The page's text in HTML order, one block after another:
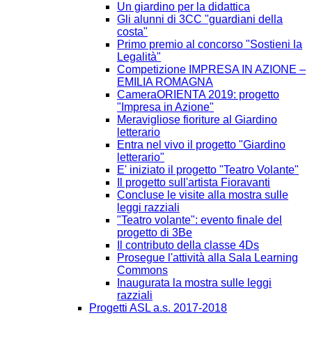
Un giardino per la didattica
Gli alunni di 3CC "guardiani della
costa"
Primo premio al concorso "Sostieni la
Legalità"
Competizione IMPRESA IN AZIONE –
EMILIA ROMAGNA
CameraORIENTA 2019: progetto
"Impresa in Azione"
Meravigliose fioriture al Giardino
letterario
Entra nel vivo il progetto "Giardino
letterario"
E' iniziato il progetto "Teatro Volante"
Il progetto sull'artista Fioravanti
Concluse le visite alla mostra sulle
leggi razziali
"Teatro volante": evento finale del
progetto di 3Be
Il contributo della classe 4Ds
Prosegue l'attività alla Sala Learning
Commons
Inaugurata la mostra sulle leggi
razziali
Progetti ASL a.s. 2017-2018